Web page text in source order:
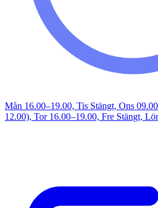
Mån 16.00–19.00, Tis Stängt, Ons
12.00), Tor 16.00–19.00, Fre Stängt,